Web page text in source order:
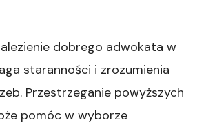
dobrego adwokata w
staranności i zrozumienia
Przestrzeganie powyższych
pomóc w wyborze